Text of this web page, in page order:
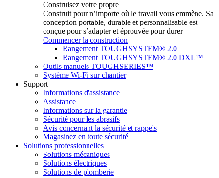
Construisez votre propre
Construit pour n’importe où le travail vous emmène. Sa
conception portable, durable et personnalisable est
conçue pour s’adapter et éprouvée pour durer
Commencer la construction
Rangement TOUGHSYSTEM® 2.0
Rangement TOUGHSYSTEM® 2.0 DXL™
Outils manuels TOUGHSERIES™
Système Wi-Fi sur chantier
Support
Informations d'assistance
Assistance
Informations sur la garantie
Sécurité pour les abrasifs
Avis concernant la sécurité et rappels
Magasinez en toute sécurité
Solutions professionnelles
Solutions mécaniques
Solutions électriques
Solutions de plomberie